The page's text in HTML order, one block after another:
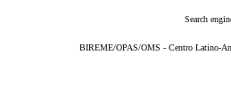
Search
BIREME/OPAS/OMS - Centro Latino-